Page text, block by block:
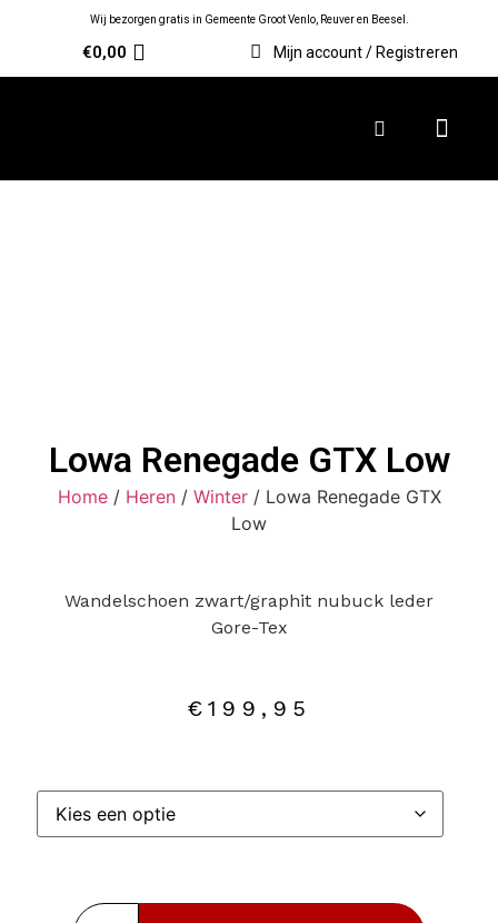
Wij bezorgen gratis in Gemeente Groot Venlo, Reuver en Beesel.
€0,00 Mijn account / Registreren
Lowa Renegade GTX Low
Home/ Heren/ Winter/ Lowa Renegade GTX
Low
Wandelschoen zwart/graphit nubuck leder
Gore-Tex
€ 199,95